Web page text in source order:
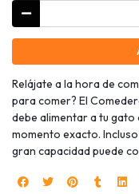
Relájate a la hora de
para comer? El
debe alimentar a tu
momento exacto.
gran capacidad puede